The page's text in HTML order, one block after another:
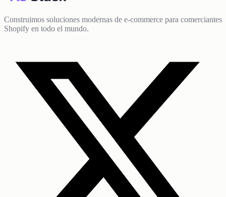
Construimos soluciones modernas de e-commerce para comerciantes
Shopify en todo el mundo.